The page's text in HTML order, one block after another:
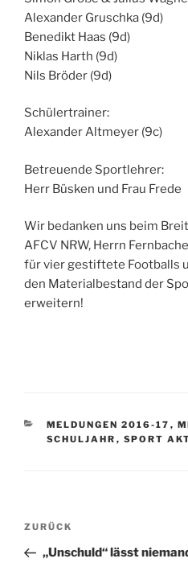
Alexander Gruschka (9d)
Benedikt Haas (9d)
Niklas Harth (9d)
Nils Bröder (9d)
Schülertrainer:
Alexander Altmeyer (9c)
Betreuende Sportlehrer:
Herr Büsken und Frau Frede
Wir bedanken uns beim
AFCV NRW, Herrn
für vier gestiftete Footballs
den Materialbestand der
erweitern!
KATEGORIEN
MELDUNGEN 2016-17 ,
SCHULJAHR , SPORT
Beitragsnavigation
Vorheriger
Beitrag
ZURÜCK
„Unschuld“ lässt